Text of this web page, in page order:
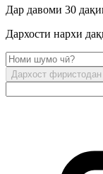
Дар давоми 30
Дархости нархи
Дархост фиристодан